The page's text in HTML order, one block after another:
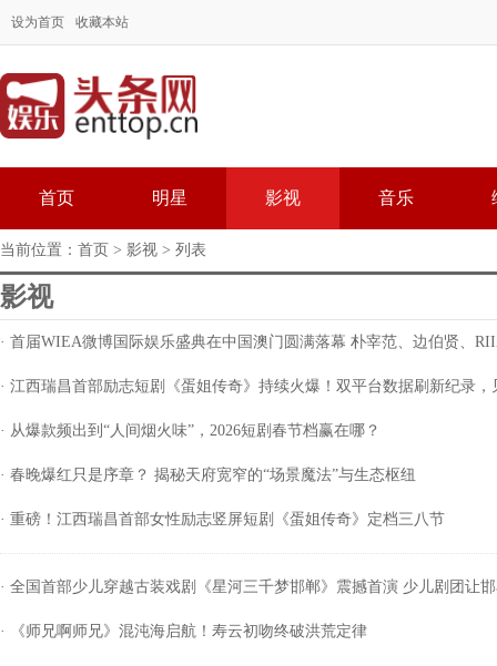
设为首页 收藏本站
首页 明星 影视 音乐
当前位置： 首页 > 影视 > 列表
影视
· 首届WIEA微博国际娱乐盛典在中国澳门圆满落幕 朴宰范、边伯贤、
· 江西瑞昌首部励志短剧《蛋姐传奇》持续火爆！双平台数据刷新纪录，
· 从爆款频出到“人间烟火味”，2026短剧春节档赢在哪？
· 春晚爆红只是序章？ 揭秘天府宽窄的“场景魔法”与生态枢纽
· 重磅！江西瑞昌首部女性励志竖屏短剧《蛋姐传奇》定档三八节
· 全国首部少儿穿越古装戏剧《星河三千梦邯郸》震撼首演 少儿剧团让
· 《师兄啊师兄》混沌海启航！寿云初吻终破洪荒定律